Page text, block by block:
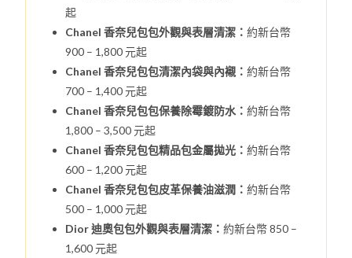
起
Chanel 香奈兒包包外觀與表層清潔：約新台幣
900 – 1,800 元起
Chanel 香奈兒包包清潔內袋與內襯：約新台幣
700 – 1,400 元起
Chanel 香奈兒包包保養除霉鍍防水：約新台幣
1,800 – 3,500 元起
Chanel 香奈兒包包精品包金屬拋光：約新台幣
600 – 1,200 元起
Chanel 香奈兒包包皮革保養油滋潤：約新台幣
500 – 1,000 元起
Dior 迪奧包包外觀與表層清潔：約新台幣 850 –
1,600 元起